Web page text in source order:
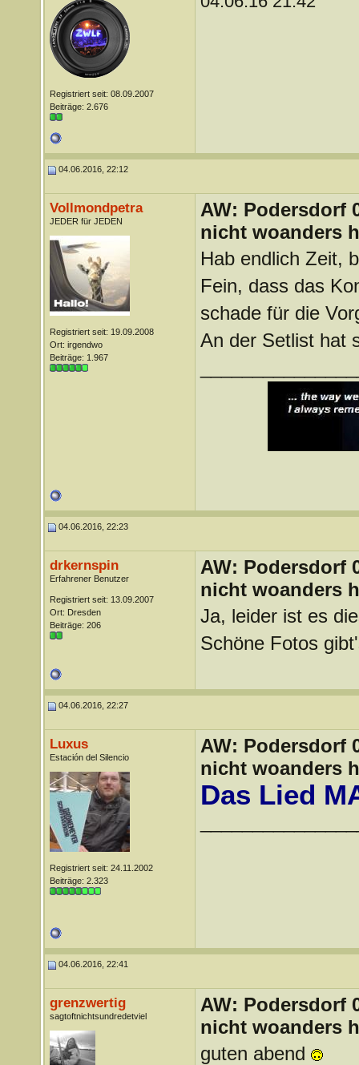
Registriert seit: 08.09.2007
Beiträge: 2.676
04.06.2016, 22:12
Vollmondpetra
JEDER für JEDEN
Registriert seit: 19.09.2008
Ort: irgendwo
Beiträge: 1.967
AW: Podersdorf
nicht woanders
Hab endlich Zeit,
Fein, dass das
schade für die
An der Setlist hat
04.06.2016, 22:23
drkernspin
Erfahrener Benutzer
Registriert seit: 13.09.2007
Ort: Dresden
Beiträge: 206
AW: Podersdorf
nicht woanders
Ja, leider ist es
Schöne Fotos
04.06.2016, 22:27
Luxus
Estación del Silencio
Registriert seit: 24.11.2002
Beiträge: 2.323
AW: Podersdorf
nicht woanders
Das Lied
04.06.2016, 22:41
grenzwertig
sagtoftnichtsundredetviel
AW: Podersdorf
nicht woanders
guten abend